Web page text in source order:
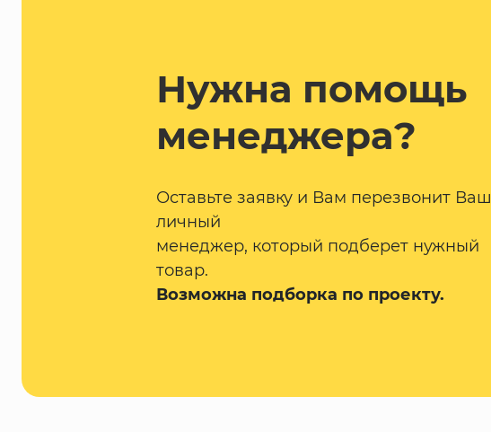
Нужна помощь
менеджера?
Оставьте заявку и Вам перезвонит Ваш
личный
менеджер, который подберет нужный
товар.
Возможна подборка по проекту.